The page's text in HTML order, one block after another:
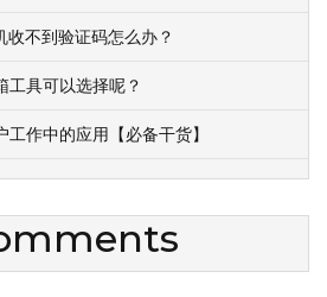
不到验证码怎么办？
工具可以选择呢？
作中的应用【必备干货】